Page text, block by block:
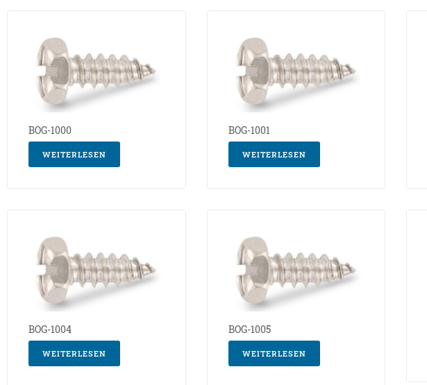
BOG-1000
WEITERLESEN
BOG-1001
WEITERLESEN
BOG-1004
WEITERLESEN
BOG-1005
WEITERLESEN